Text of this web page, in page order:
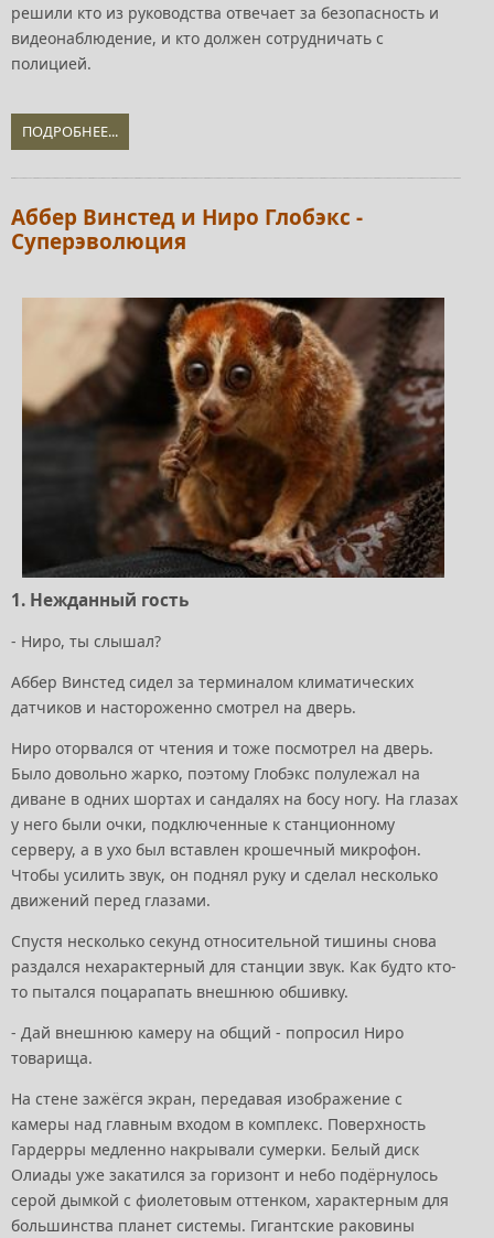
решили кто из руководства отвечает за безопасность и
видеонаблюдение, и кто должен сотрудничать с
полицией.
ПОДРОБНЕЕ...
Аббер Винстед и Ниро Глобэкс -
Суперэволюция
1. Нежданный гость
- Ниро, ты слышал?
Аббер Винстед сидел за терминалом климатических
датчиков и настороженно смотрел на дверь.
Ниро оторвался от чтения и тоже посмотрел на дверь.
Было довольно жарко, поэтому Глобэкс полулежал на
диване в одних шортах и сандалях на босу ногу. На глазах
у него были очки, подключенные к станционному
серверу, а в ухо был вставлен крошечный микрофон.
Чтобы усилить звук, он поднял руку и сделал несколько
движений перед глазами.
Спустя несколько секунд относительной тишины снова
раздался нехарактерный для станции звук. Как будто кто-
то пытался поцарапать внешнюю обшивку.
- Дай внешнюю камеру на общий - попросил Ниро
товарища.
На стене зажёгся экран, передавая изображение с
камеры над главным входом в комплекс. Поверхность
Гардерры медленно накрывали сумерки. Белый диск
Олиады уже закатился за горизонт и небо подёрнулось
серой дымкой с фиолетовым оттенком, характерным для
большинства планет системы. Гигантские раковины